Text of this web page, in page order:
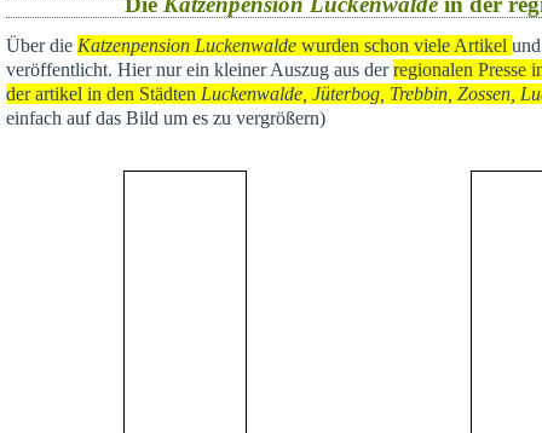
Über die Katzenpension Luckenwalde wurden schon viele Artikel
veröffentlicht. Hier nur ein kleiner Auszug aus derregionalen Presse
der artikel in den Städten Luckenwalde, Jüterbog, Trebbin, Zossen,
einfach auf das Bild um es zu vergrößern)